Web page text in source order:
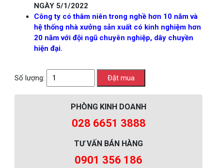
NGÀY 5/1/2022
Công ty có thâm niên trong nghề hơn 10 năm và
hệ thống nhà xưởng sản xuất có kinh nghiệm hơn
20 năm với đội ngũ chuyên nghiệp, dây chuyền
hiện đại.
Số lượng:
PHÒNG KINH DOANH
028 6651 3888
TƯ VẤN BÁN HÀNG
0901 356 186